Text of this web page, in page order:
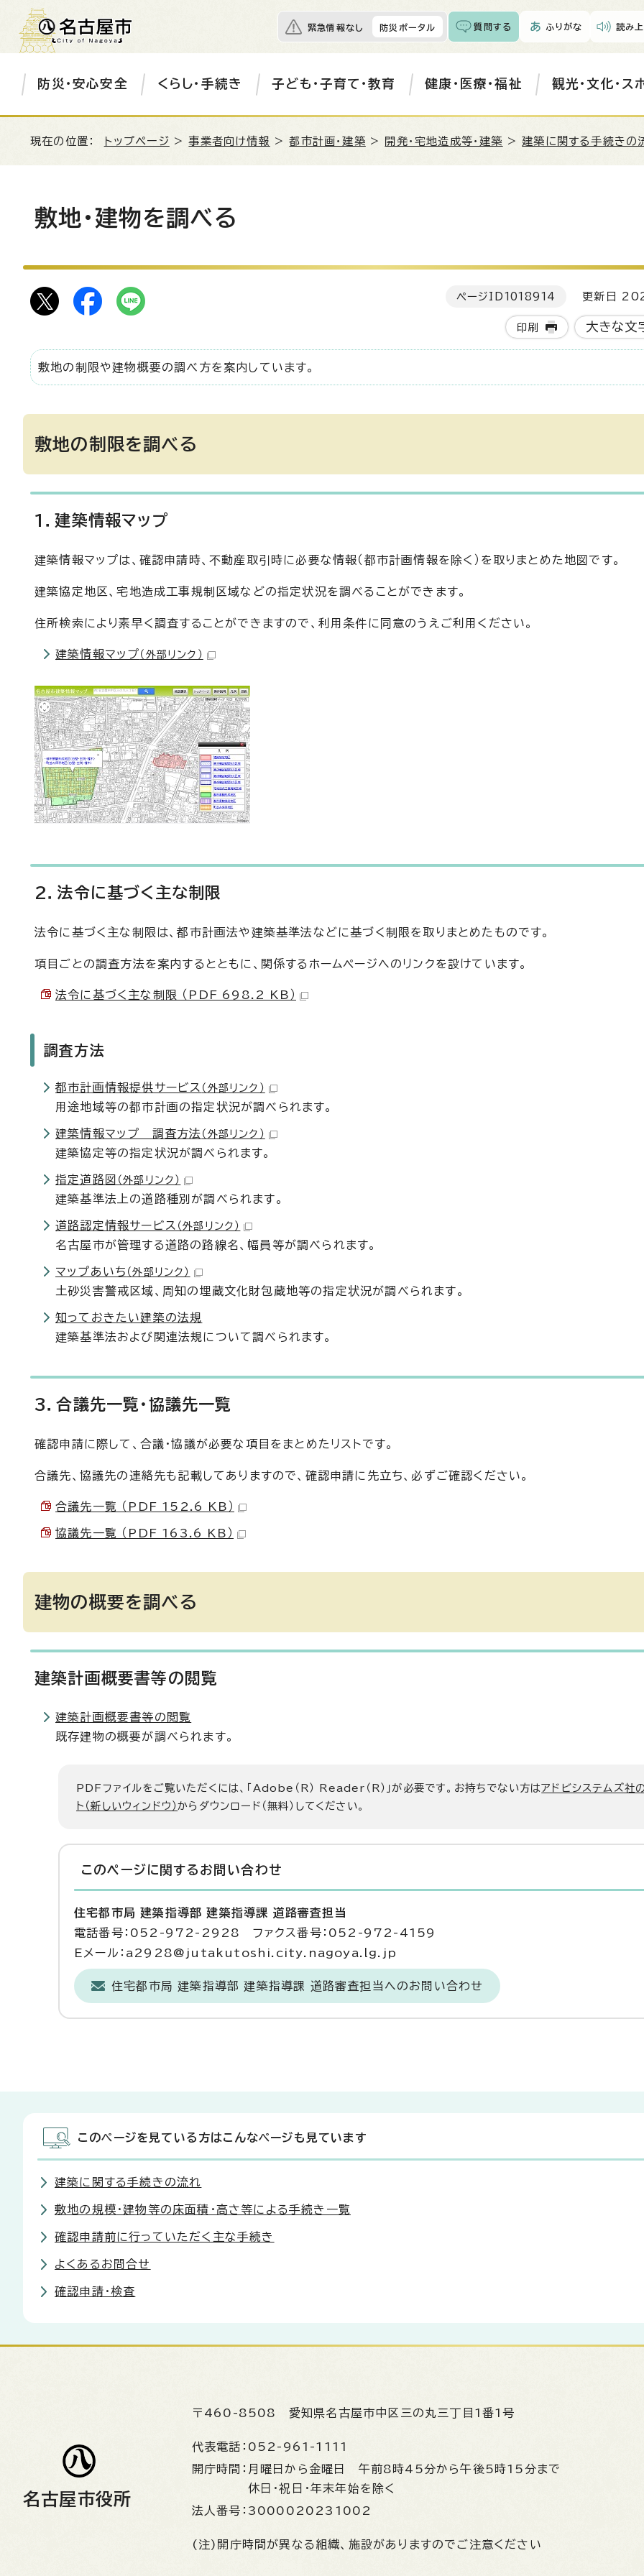
緊急情報なし 防災ポータル 質問する ふりがな 読み
防災・安心安全 くらし・手続き 子ども・子育て・教育 健康・医療・福祉 観光・文化・ス
現在の位置： トップページ >事業者向け情報 >都市計画・建築 > 開発・宅地造成等・建築 >建築に関する手続きの
敷地・建物を調べる
ページID 1018914 更新日
印刷 大きな文
敷地の制限や建物概要の調べ方を案内しています。
敷地の制限を調べる
1．建築情報マップ
建築情報マップは、確認申請時、不動産取引時に必要な情報（都市計画情報を除く）を取りまとめた地図です。
建築協定地区、宅地造成工事規制区域などの指定状況を調べることができます。
住所検索により素早く調査することができますので、利用条件に同意のうえご利用ください。
建築情報マップ （外部リンク）
2．法令に基づく主な制限
法令に基づく主な制限は、都市計画法や建築基準法などに基づく制限を取りまとめたものです。
項目ごとの調査方法を案内するとともに、関係するホームページへのリンクを設けています。
法令に基づく主な制限 （PDF 698.2 KB）
調査方法
都市計画情報提供サービス （外部リンク）
用途地域等の都市計画の指定状況が調べられます。
建築情報マップ 調査方法 （外部リンク）
建築協定等の指定状況が調べられます。
指定道路図 （外部リンク）
建築基準法上の道路種別が調べられます。
道路認定情報サービス （外部リンク）
名古屋市が管理する道路の路線名、幅員等が調べられます。
マップあいち （外部リンク）
土砂災害警戒区域、周知の埋蔵文化財包蔵地等の指定状況が調べられます。
知っておきたい建築の法規
建築基準法および関連法規について調べられます。
3．合議先一覧・協議先一覧
確認申請に際して、合議・協議が必要な項目をまとめたリストです。
合議先、協議先の連絡先も記載してありますので、確認申請に先立ち、必ずご確認ください。
合議先一覧 （PDF 152.6 KB）
協議先一覧 （PDF 163.6 KB）
建物の概要を調べる
建築計画概要書等の閲覧
建築計画概要書等の閲覧
既存建物の概要が調べられます。
PDFファイルをご覧いただくには、「Adobe（R） Reader（R）」が必要です。お持ちでない方はアドビシステムズ社
ト（新しいウィンドウ）からダウンロード（無料）してください。
このページに関する お問い合わせ
住宅都市局 建築指導部 建築指導課 道路審査担当
電話番号：052-972-2928 ファクス番号：052-972-4159
Eメール：a2928@jutakutoshi.city.nagoya.lg.jp
住宅都市局 建築指導部 建築指導課 道路審査担当へのお問い合わせ
このページを見ている方はこんなページも見ています
建築に関する手続きの流れ
敷地の規模・建物等の床面積・高さ等による手続き一覧
確認申請前に行っていただく主な手続き
よくあるお問合せ
確認申請・検査
名古屋市役所
〒460-8508 愛知県名古屋市中区三の丸三丁目1番1号
代表電話： 052-961-1111
開庁時間： 月曜日から金曜日 午前8時45分から午後5時15分まで
休日・祝日・年末年始を除く
法人番号： 3000020231002
(注)開庁時間が異なる組織、施設がありますのでご注意ください